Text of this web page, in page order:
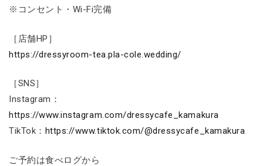
※コンセント・Wi-Fi完備
［店舗HP］
https://dressyroom-tea.pla-cole.wedding/
［SNS］
Instagram：
https://www.instagram.com/dressycafe_kamakura
TikTok： https://www.tiktok.com/@dressycafe_kamakura
ご予約は食べログから